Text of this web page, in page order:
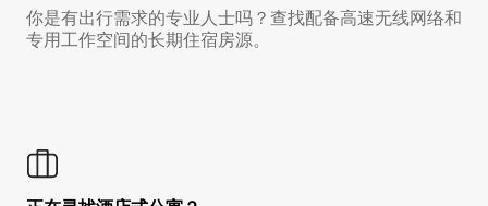
你是有出行需求的专业人士吗？查找配备高速无线网络和
专用工作空间的长期住宿房源。